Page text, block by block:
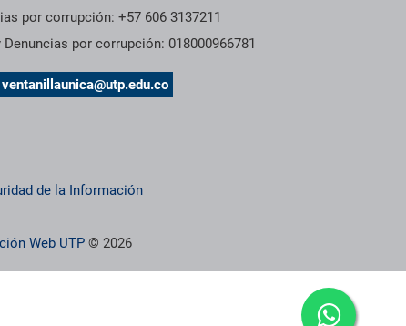
por corrupción: +57 606 3137211
por corrupción: 018000966781
ventanillaunica@utp.edu.co
de la Información
Web UTP © 2026